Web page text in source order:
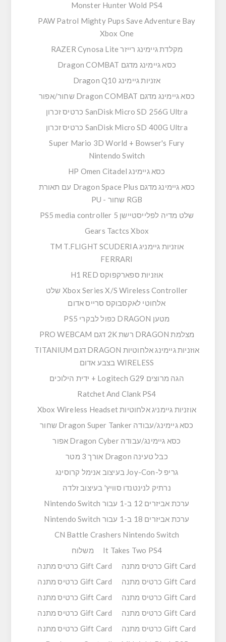
Monster Hunter Wold PS4
PAW Patrol Mighty Pups Save Adventure Bay
Xbox One
מקלדת גיימינג רייזר RAZER Cynosa Lite
כסא גיימינג מדגם Dragon COMBAT
אזניות גיימינג Dragon Q10
כסא גיימינג מדגם Dragon COMBAT שחור/אפור
SanDisk Micro SD 256G Ultra כרטיס זכרון
SanDisk Micro SD 400G Ultra כרטיס זכרון
Super Mario 3D World + Bowser's Fury
Nintendo Switch
כסא גיימינג HP Omen Citadel
כסא גיימינג מדגם Dragon Space Plus עם תאורת
RGB שחור - PU
שלט מדיה לפלייסטיישן 5 PS5 media controller
Gears Tactcs Xbox
אוזניות גיימניג TM T.FLIGHT SCUDERIA
FERRARI
אוזניות ספארקפוקס H1 RED
Xbox Series X/S Wireless Controller שלט
אלחוטי לאקסבוקס סרייס אדום
מטען DRAGON כפול לבקרי PS5
מצלמת DRAGON רשת 2K דגם PRO WEBCAM
אוזניות גיימינג אלחוטיות DRAGON דגם TITANIUM
WIRELESS בצבע אדום
הגה מרוצים Logitech G29 + ידית הילוכים
Ratchet And Clank PS4
אוזניות גיימניג אלחוטיות Xbox Wireless Headset
כסא גיימינג/עבודה Dragon Super Tanker שחור
כסא גיימינג/עבודה Dragon Cyber אפור
כבל טעינה Dragon אורך 3 מטר
גריפ ל-Joy-Con בעיצוב אנימל קרוסינג
נרתיק לנינטנדו סוויץ' בעיצוב זלדה
ערכת אביזרים 12 ב-1 עבור Nintendo Switch
ערכת אביזרים 18 ב-1 עבור Nintendo Switch
CN Battle Crashers Nintendo Switch
It Takes Two PS4
משלוח
Gift Card כרטיס מתנה
Gift Card כרטיס מתנה
Gift Card כרטיס מתנה
Gift Card כרטיס מתנה
Gift Card כרטיס מתנה
Gift Card כרטיס מתנה
Gift Card כרטיס מתנה
Gift Card כרטיס מתנה
Gift Card כרטיס מתנה
Gift Card כרטיס מתנה